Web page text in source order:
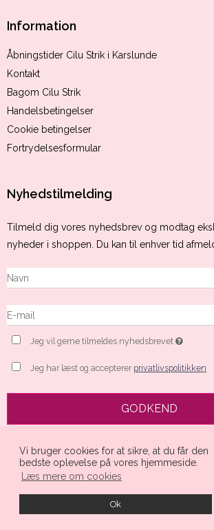
Vi bruger cookies for at sikre, at du får den
bedste oplevelse på vores hjemmeside.
Læs mere om cookies
Ok
Information
Åbningstider Cilu Strik i Karslunde
Kontakt
Bagom Cilu Strik
Handelsbetingelser
Cookie betingelser
Fortrydelsesformular
Nyhedstilmelding
Tilmeld dig vores nyhedsbrev og modtag
nyheder i shoppen. Du kan til enhver tid
Jeg vil gerne tilmeldes nyhedsbrevet
Jeg har læst og accepterer privatlivspolitikken
GODKEND